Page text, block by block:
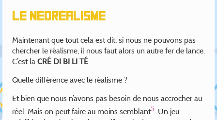
Le néoréalisme
Maintenant que tout cela est dit, si nous ne pouvons pas
chercher le réalisme, il nous faut alors un autre fer de lance.
C’est la CRÉ DI BI LI TÉ
Quelle différence avec le réalisme ?
Et bien que nous n’avons pas besoin de nous accrocher au
réel. Mais on peut faire au moins semblant5. Un jeu